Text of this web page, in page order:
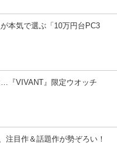
本気で選ぶ「10万円台PC3
『VIVANT』限定ウオッチ
注目作＆話題作が勢ぞろい！